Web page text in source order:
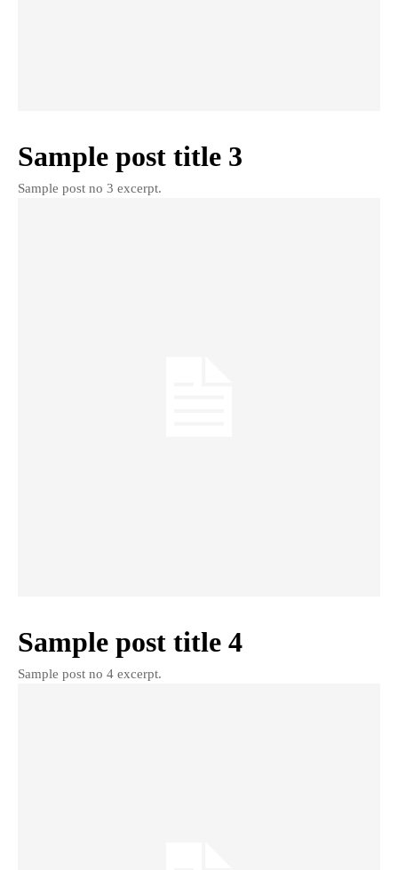
Sample post title 3
Sample post no 3 excerpt.
Sample post title 4
Sample post no 4 excerpt.